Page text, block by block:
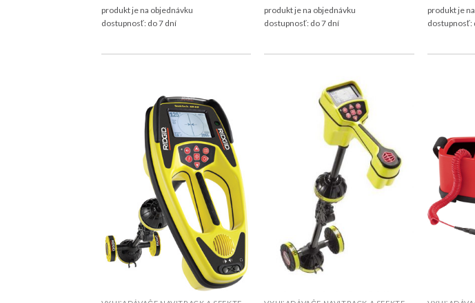
produkt je na objednávku
dostupnosť: do 7 dní
produkt je na objednávku
dostupnosť: do 7 dní
produkt je
dostupnosť: